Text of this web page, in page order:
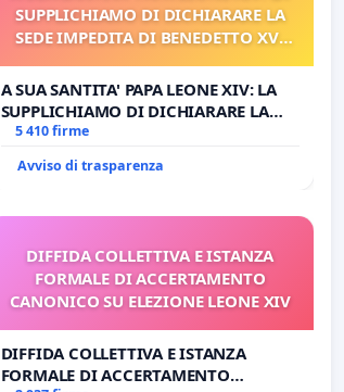
SUPPLICHIAMO DI DICHIARARE LA
SEDE IMPEDITA DI BENEDETTO XVI
PROCESSO
A SUA SANTITA' PAPA LEONE XIV: LA
SUPPLICHIAMO DI DICHIARARE LA
SEDE IMPEDITA DI BENEDETTO XVI
E/O DI FAR APRIRE IL RELATIVO
PROCESSO
5 410 firme
Avviso di trasparenza
DIFFIDA COLLETTIVA E ISTANZA
FORMALE DI ACCERTAMENTO
CANONICO SU ELEZIONE LEONE XIV
DIFFIDA COLLETTIVA E ISTANZA
FORMALE DI ACCERTAMENTO